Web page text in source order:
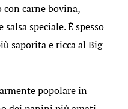
con carne bovina,
speciale. È spesso
saporita e ricca al Big
popolare in